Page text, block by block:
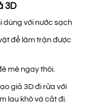
3D
dùng với nước sạch
để lâm trận được
mê ngay thôi.
giả 3D đi rửa với
lau khô và cất đi.